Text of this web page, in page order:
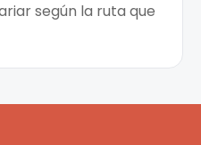
según la ruta que